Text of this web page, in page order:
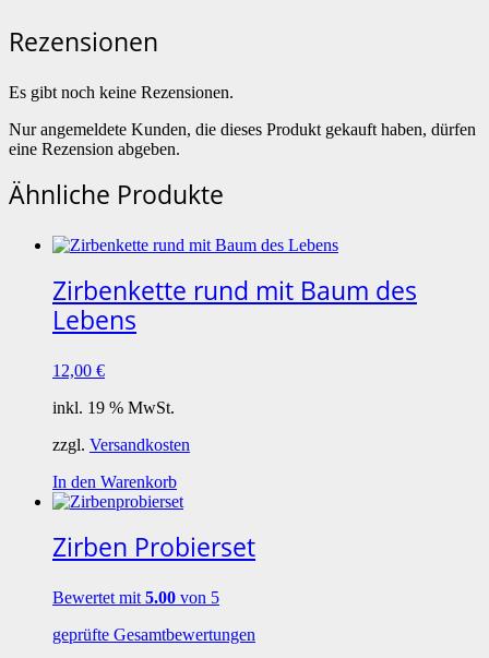
Rezensionen
Es gibt noch keine Rezensionen.
Nur angemeldete Kunden, die dieses Produkt gekauft haben, dürfen
eine Rezension abgeben.
Ähnliche Produkte
Zirbenkette rund mit Baum des
Lebens
12,00 €
inkl. 19 % MwSt.
zzgl. Versandkosten
In den Warenkorb
Zirben Probierset
Bewertet mit 5.00 von 5
geprüfte Gesamtbewertungen